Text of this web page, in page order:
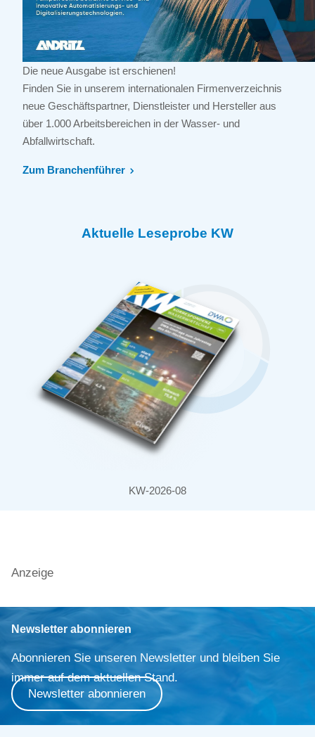
Die neue Ausgabe ist erschienen!
Finden Sie in unserem internationalen Firmenverzeichnis
neue Geschäftspartner, Dienstleister und Hersteller aus
über 1.000 Arbeitsbereichen in der Wasser- und
Abfallwirtschaft.
Zum Branchenführer
Aktuelle Leseprobe KW
KW-2026-08
Anzeige
Newsletter abonnieren
Abonnieren Sie unseren Newsletter und bleiben Sie
immer auf dem aktuellen Stand.
Newsletter abonnieren